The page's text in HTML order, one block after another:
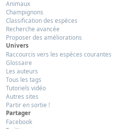
Animaux
Champignons
Classification des espèces
Recherche avancée
Proposer des améliorations
Univers
Raccourcis vers les espèces courantes
Glossaire
Les auteurs
Tous les tags
Tutoriels vidéo
Autres sites
Partir en sortie !
Partager
Facebook